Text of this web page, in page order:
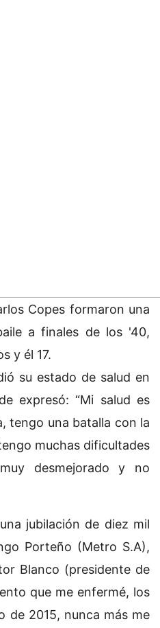
Copes formaron una
a finales de los '40,
y él 17.
su estado de salud en
expresó: “Mi salud es
tengo una batalla con la
muchas dificultades
desmejorado y no
jubilación de diez mil
Porteño (Metro S.A),
Blanco (presidente de
que me enfermé, los
de 2015, nunca más me